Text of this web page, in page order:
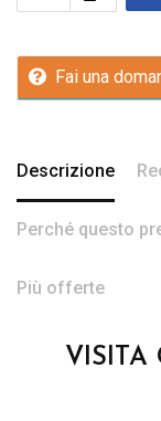
Fai una
Descrizione
Perché questo
Più offerte
VISITA